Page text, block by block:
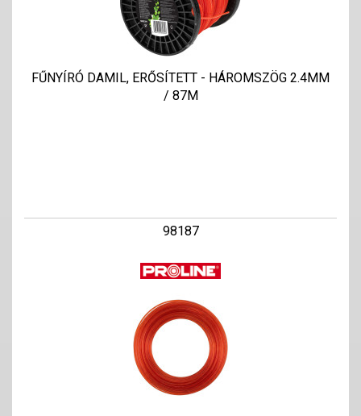
FŰNYÍRÓ DAMIL, ERŐSÍTETT - HÁROMSZÖG 2.4MM
/ 87M
98187